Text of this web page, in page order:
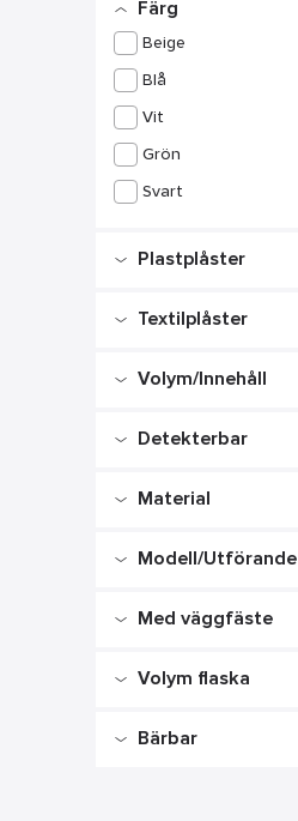
Färg
Beige
Blå
Vit
Grön
Svart
Plastplåster
Textilplåster
Volym/Innehåll
Detekterbar
Material
Modell/Utförande
Bag/Påse
Första hjälpensax
Med väggfäste
Volym flaska
Bärbar